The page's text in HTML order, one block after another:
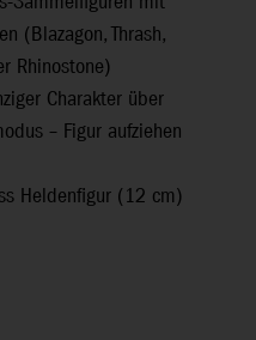
(Blazagon, Thrash,
Rhinostone)
Charakter über
– Figur aufziehen
Heldenfigur (12 cm)